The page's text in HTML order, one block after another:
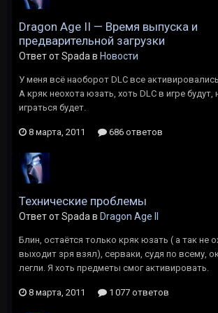
Dragon Age II — Время выпуска и
предварительной загрузки
Ответ от Spada в Новости
У меня всё наоборот DLC все
А кряк неохота юзать, хоть DLC в игре будут,
играться будет.
8 марта, 2011 686 ответов
Технические проблемы
Ответ от Spada в Dragon Age II
Блин, остаётся только кряк юзать ( а так не
выходит зря взял), серваки, судя по всему,
легли. Я хоть предметы смог активировать.
8 марта, 2011 1 077 ответов